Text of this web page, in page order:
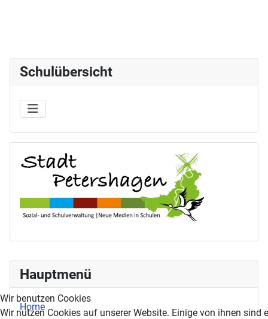
Hauptmenü
Home
Schulübersicht
Wir benutzen Cookies
Wir nutzen Cookies auf unserer Website. Einige von ihnen sind